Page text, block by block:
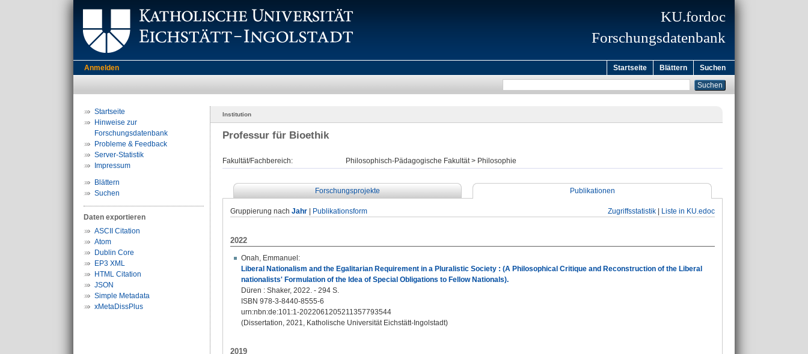
KU.fordoc
Forschungsdatenbank
Anmelden Startseite Blättern Suchen
Startseite
Hinweise zur
Forschungsdatenbank
Probleme & Feedback
Server-Statistik
Impressum
Blättern
Suchen
Daten exportieren
ASCII Citation
Atom
Dublin Core
EP3 XML
HTML Citation
JSON
Simple Metadata
xMetaDissPlus
Institution
Professur für Bioethik
Fakultät/Fachbereich: Philosophisch-Pädagogische Fakultät > Philosophie
Forschungsprojekte Publikationen
Zugriffsstatistik Liste in KU.edoc
Gruppierung nach Jahr Publikationsform
2022
Onah, Emmanuel :
Liberal Nationalism and the Egalitarian Requirement in a Pluralistic Society : (A Philosophical Critique and Reconstruction of the Liberal
nationalists' Formulation of the Idea of Special Obligations to Fellow Nationals).
Düren : Shaker, 2022. - 294 S.
ISBN 978-3-8440-8555-6
urn:nbn:de:101:1-2022061205211357793544
(Dissertation, 2021, Katholische Universität Eichstätt-Ingolstadt)
2019